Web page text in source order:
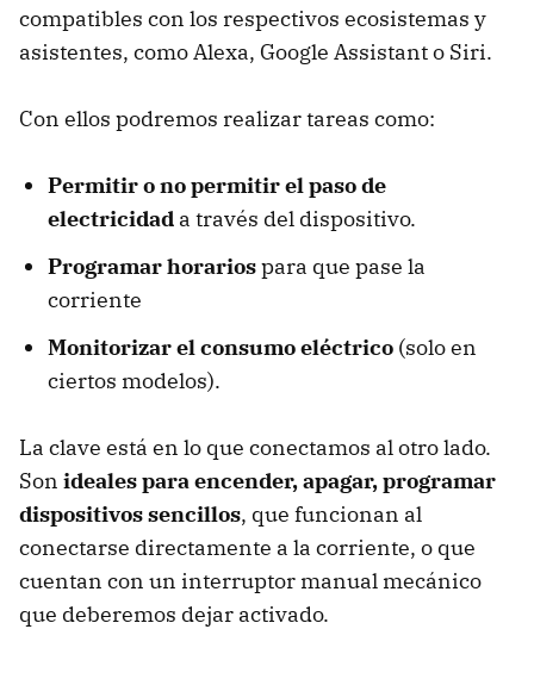
compatibles con los respectivos ecosistemas y
asistentes, como Alexa, Google Assistant o Siri.
Con ellos podremos realizar tareas como:
Permitir o no permitir el paso de
electricidad a través del dispositivo.
Programar horariospara que pase la
corriente
Monitorizar el consumo eléctrico (solo en
ciertos modelos).
La clave está en lo que conectamos al otro lado.
Son ideales para encender, apagar, programar
dispositivos sencillos, que funcionan al
conectarse directamente a la corriente, o que
cuentan con un interruptor manual mecánico
que deberemos dejar activado.